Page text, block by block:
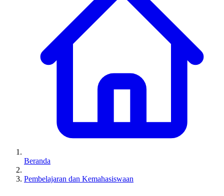
Beranda
Pembelajaran dan Kemahasiswaan